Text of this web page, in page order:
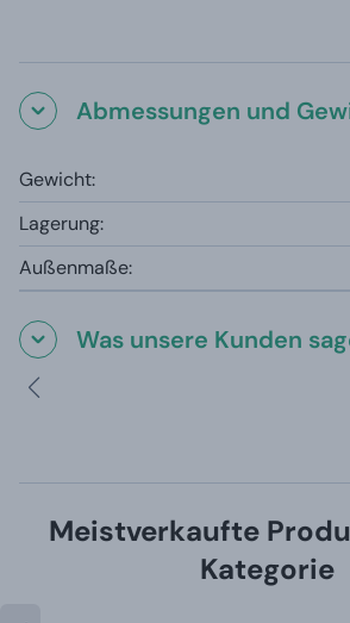
Abmessungen und
Gewicht:
Lagerung:
Außenmaße:
Was unsere Kunden
Meistverkaufte
Kategorie